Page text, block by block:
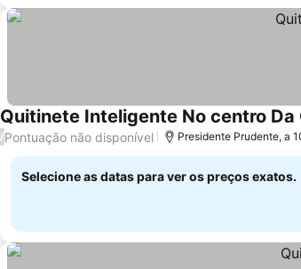
Quitinete Inteligente No centro
/Pontuação não disponível Presidente Prudente, a
Selecione as datas para ver os preços exatos.